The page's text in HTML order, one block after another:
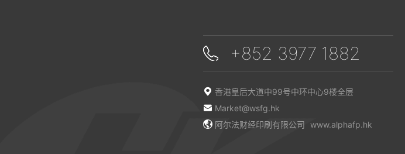
+852 3977 1882
香港皇后大道中99号中环中心9楼全层
Market@wsfg.hk
阿尔法财经印刷有限公司 www.alphafp.hk